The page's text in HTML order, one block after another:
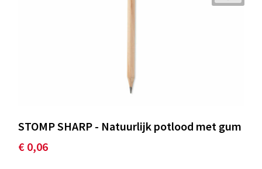
STOMP SHARP - Natuurlijk potlood met gum
€ 0,06